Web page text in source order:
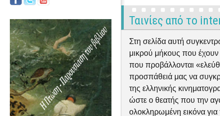
Ταινίες από το
Στη σελίδα αυτή
μικρού μήκους που έχουν
που προβάλλονται
προσπάθειά μας να
της ελληνικής
ώστε ο θεατής που την
ολοκληρωμένη εικόνα